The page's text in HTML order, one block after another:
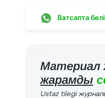
Ватсапта
Материал
жарамды
Ustaz tilegi журналы